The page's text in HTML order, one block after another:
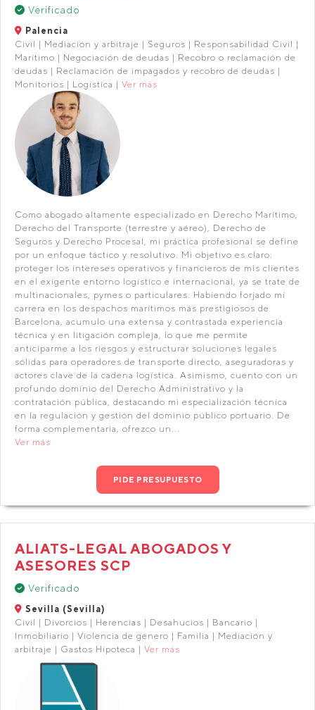
Verificado
Palencia
Civil | Mediación y arbitraje | Seguros | Responsabilidad Civil |
Marítimo | Negociación de deudas | Recobro o reclamación de
deudas | Reclamación de impagados y recobro de deudas |
Monitorios | Logística | Ver más
Como abogado altamente especializado en Derecho Marítimo,
Derecho del Transporte (terrestre y aéreo), Derecho de
Seguros y Derecho Procesal, mi práctica profesional se define
por un enfoque táctico y resolutivo. Mi objetivo es claro:
proteger los intereses operativos y financieros de mis clientes
en el exigente entorno logístico e internacional, ya se trate de
multinacionales, pymes o particulares. Habiendo forjado mi
carrera en los despachos marítimos más prestigiosos de
Barcelona, acumulo una extensa y contrastada experiencia
técnica y en litigación compleja, lo que me permite
anticiparme a los riesgos y estructurar soluciones legales
sólidas para operadores de transporte directo, aseguradoras y
actores clave de la cadena logística. Asimismo, cuento con un
profundo dominio del Derecho Administrativo y la
contratación pública, destacando mi especialización técnica
en la regulación y gestión del dominio público portuario. De
forma complementaria, ofrezco un...
Ver más
PIDE PRESUPUESTO
ALIATS-LEGAL ABOGADOS Y
ASESORES SCP
Verificado
Sevilla (Sevilla)
Civil | Divorcios | Herencias | Desahucios | Bancario |
Inmobiliario | Violencia de género | Familia | Mediación y
arbitraje | Gastos Hipoteca | Ver más